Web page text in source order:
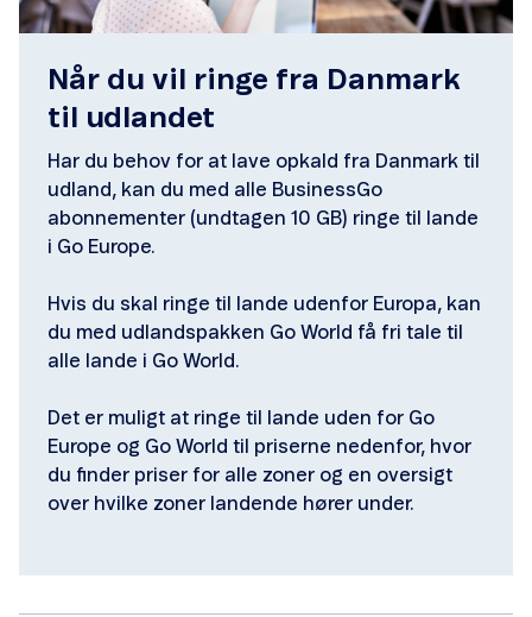
Når du vil ringe fra Danmark
til udlandet
Har du behov for at lave opkald fra Danmark til
udland, kan du med alle BusinessGo
abonnementer (undtagen 10 GB) ringe til lande
i Go Europe.
Hvis du skal ringe til lande udenfor Europa, kan
du med udlandspakken Go World få fri tale til
alle lande i Go World.
Det er muligt at ringe til lande uden for Go
Europe og Go World til priserne nedenfor, hvor
du finder priser for alle zoner og en oversigt
over hvilke zoner landende hører under.